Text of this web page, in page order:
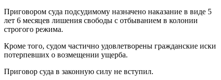
Приговором суда подсудимому назначено наказание в виде 5
лет 6 месяцев лишения свободы с отбыванием в колонии
строгого режима.
Кроме того, судом частично удовлетворены гражданские иски
потерпевших о возмещении ущерба.
Приговор суда в законную силу не вступил.